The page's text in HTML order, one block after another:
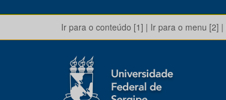
Ir para o conteúdo [1] | Ir para o menu [2] |